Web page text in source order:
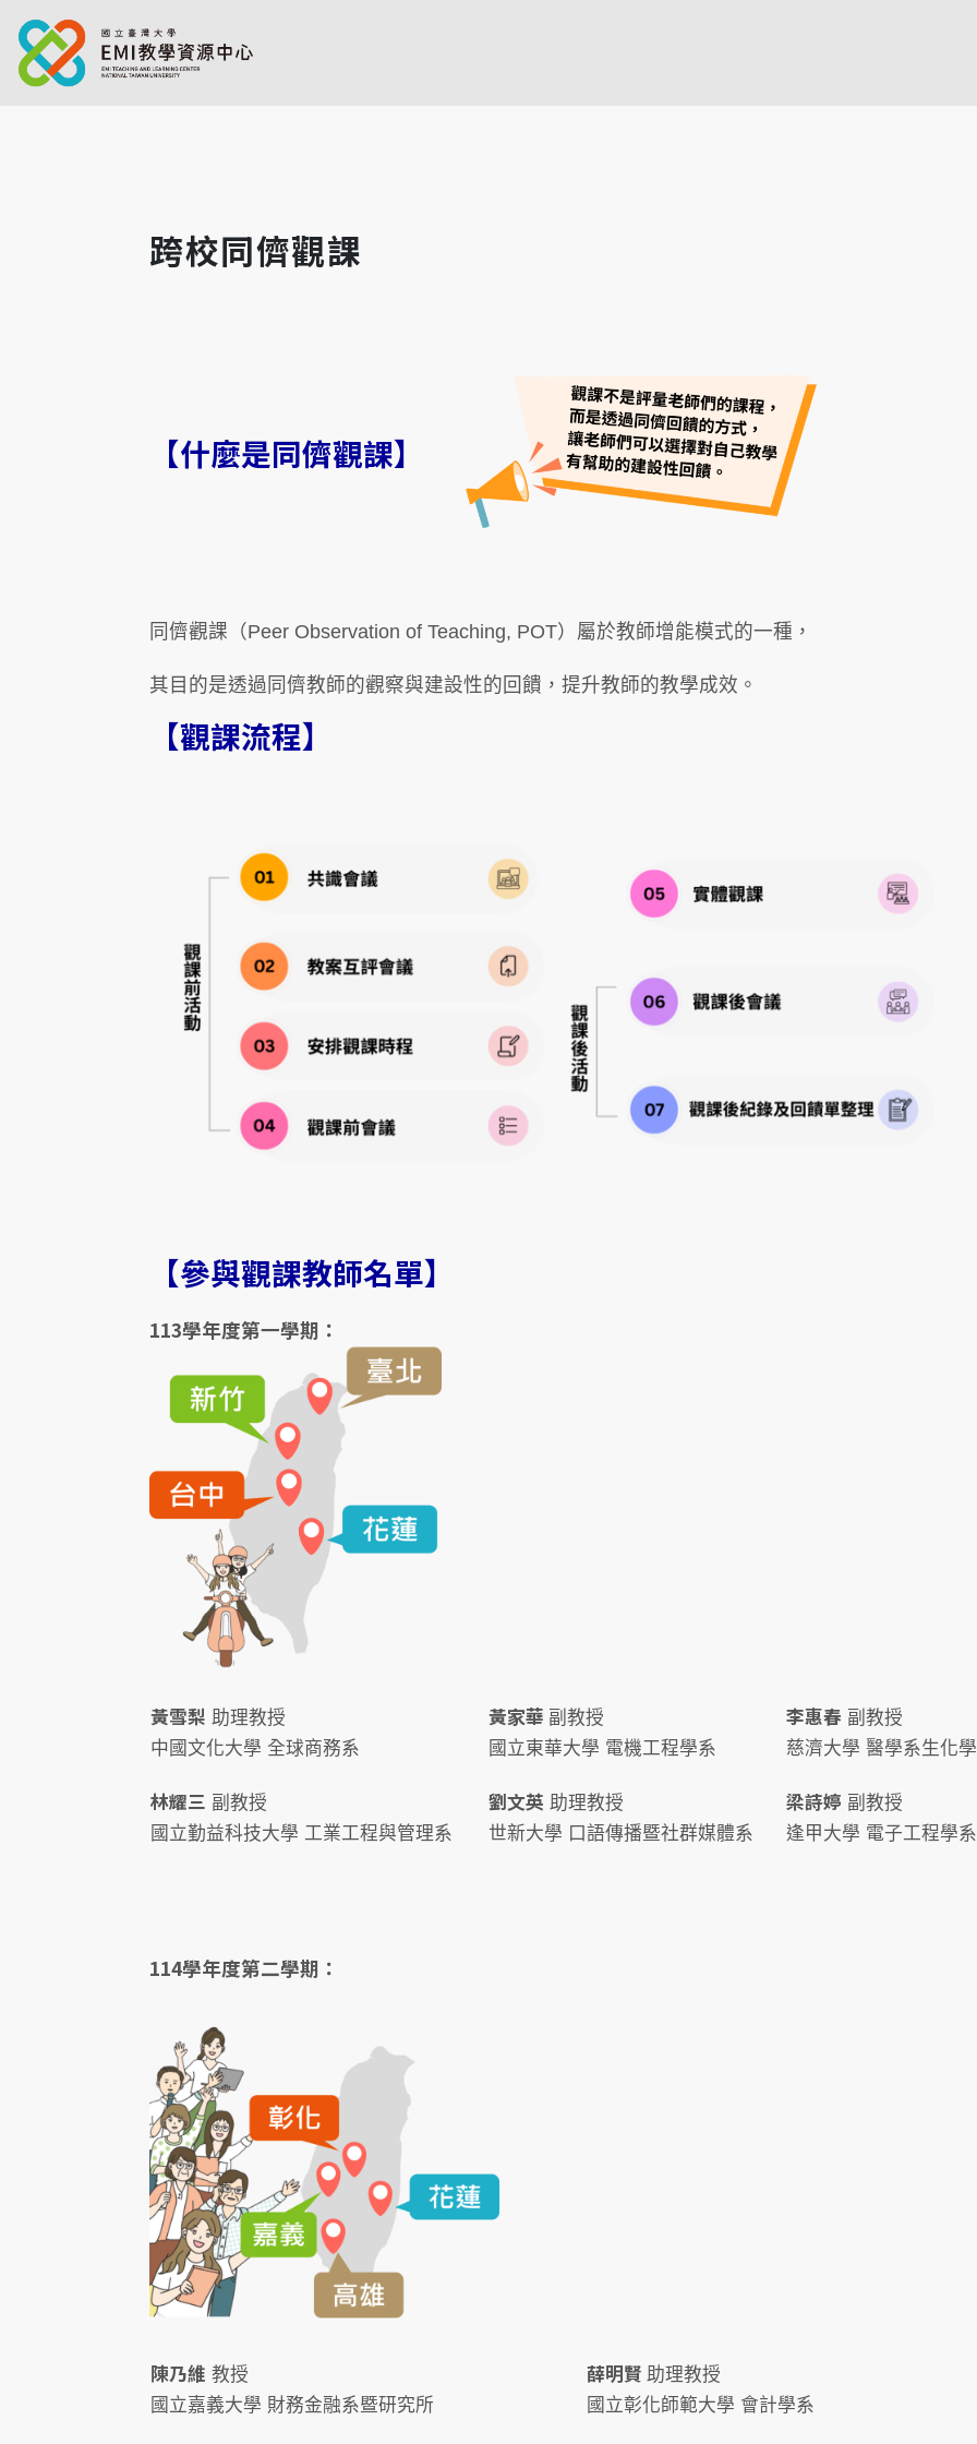
跨校同儕觀課
【什麼是同儕觀課】
同儕觀課（Peer Observation of Teaching, POT）屬於教師增能模式的一種，
其目的是透過同儕教師的觀察與建設性的回饋，提升教師的教學成效。
【觀課流程】
【參與觀課教師名單】
113學年度第一學期：
黃雪梨 助理教授
中國文化大學 全球商務系
黃家華 副教授
國立東華大學 電機工程學系
李惠春 副教授
慈濟大學 醫學系生化
林耀三 副教授
國立勤益科技大學 工業工程與管理系
劉文英 助理教授
世新大學 口語傳播暨社群媒體系
梁詩婷 副教授
逢甲大學 電子工程學系
114學年度第二學期：
陳乃維 教授
國立嘉義大學 財務金融系暨研究所
薛明賢 助理教授
國立彰化師範大學 會計學系